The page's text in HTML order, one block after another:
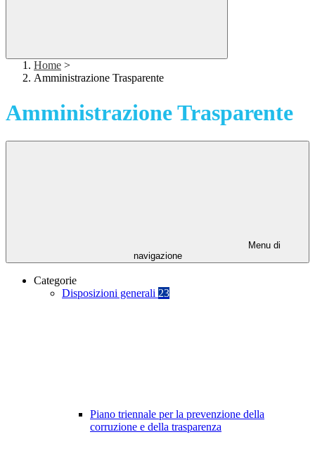
Home >
Amministrazione Trasparente
Amministrazione Trasparente
Menu di
navigazione
Categorie
Disposizioni generali 23
Piano triennale per la prevenzione della
corruzione e della trasparenza